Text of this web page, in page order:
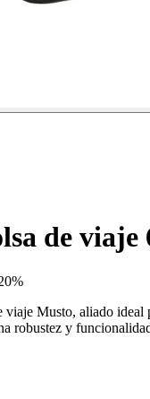
de viaje
viaje Musto, aliado ideal
robustez y